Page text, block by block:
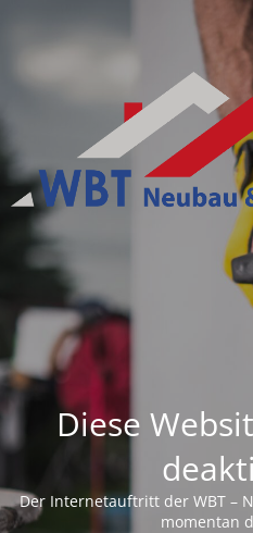
Diese
Der Internetauftritt der WBT –
momentan